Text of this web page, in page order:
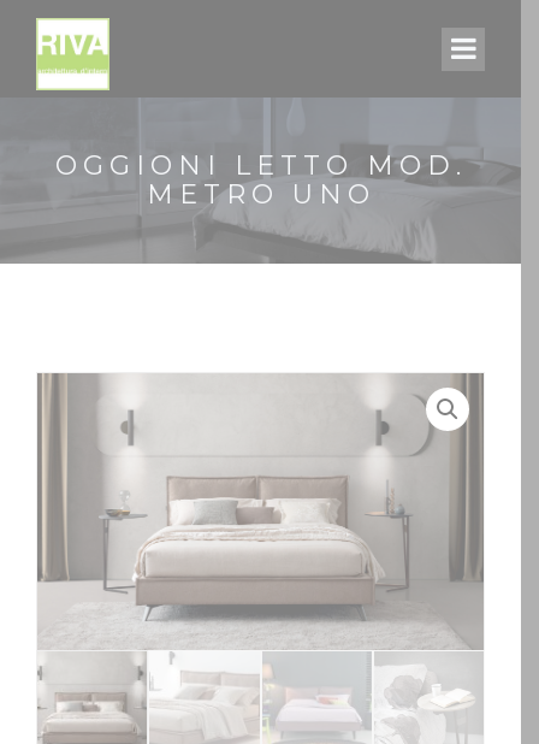
OGGIONI LETTO MOD.
METRO UNO